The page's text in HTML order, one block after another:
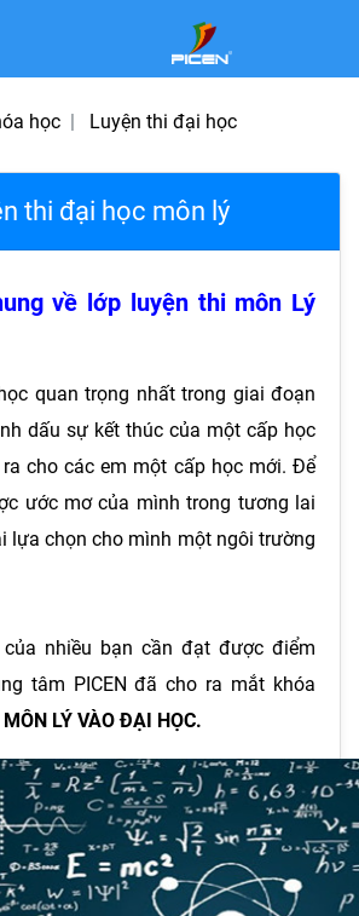
học Luyện thi đại học
thi đại học môn lý
về lớp luyện thi môn Lý
quan trọng nhất trong giai đoạn
dấu sự kết thúc của một cấp học
cho các em một cấp học mới. Để
ước mơ của mình trong tương lai
lựa chọn cho mình một ngôi trường
nhiều bạn cần đạt được điểm
tâm PICEN đã cho ra mắt khóa
LÝ VÀO ĐẠI HỌC.